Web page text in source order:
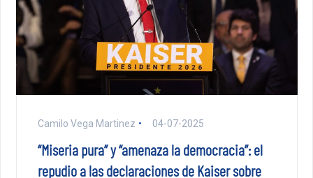
Camilo Vega Martinez 04-07-2025
“Miseria pura” y “amenaza la democracia”: el
repudio a las declaraciones de Kaiser sobre